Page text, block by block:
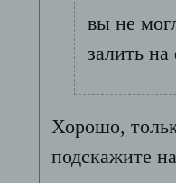
вы не
залить
Хорошо,
подскажите